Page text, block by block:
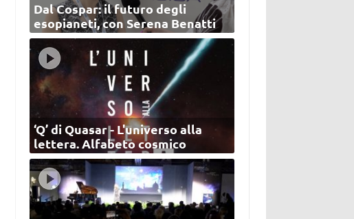
Dal Cospar: il futuro degli
esopianeti, con Serena Benatti
‘Q’ di Quasar - L'universo alla
lettera. Alfabeto cosmico